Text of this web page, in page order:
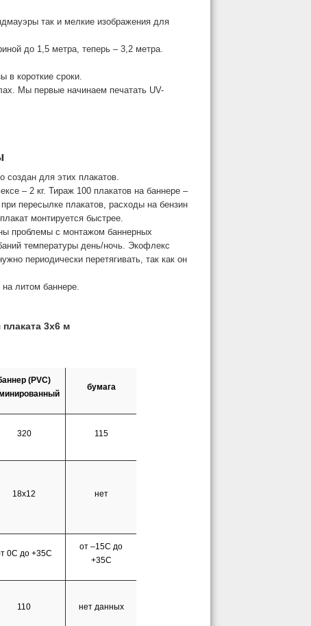
так и мелкие изображения для
до 1,5 метра, теперь – 3,2 метра.
в короткие сроки.
Мы первые начинаем печатать UV-
создан для этих плакатов.
– 2 кг. Тираж 100 плакатов на баннере –
пересылке плакатов, расходы на бензин
монтируется быстрее.
проблемы с монтажом баннерных
температуры день/ночь. Экофлекс
периодически перетягивать, так как он
литом баннере.
3х6 м
(PVC)
бумага
320 115
18х12 нет
0С до +35С
от –15С до
+35С
110 нет данных